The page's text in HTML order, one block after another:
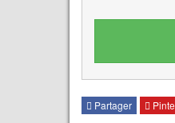
Partager